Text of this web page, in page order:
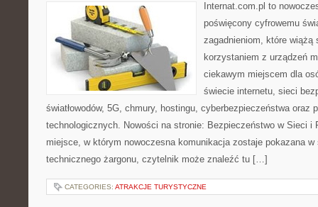
Internat.com.pl to
poświęcony cyfrowemu
zagadnieniom, które wiążą
korzystaniem z urządzeń
ciekawym miejscem dla
świecie internetu, sieci
światłowodów, 5G, chmury, hostingu, cyberbezpieczeństwa oraz
technologicznych. Nowości na stronie: Bezpieczeństwo w Sieci i
miejsce, w którym nowoczesna komunikacja zostaje pokazana
technicznego żargonu, czytelnik może znaleźć tu […]
CATEGORIES: ATRAKCJE TURYSTYCZNE